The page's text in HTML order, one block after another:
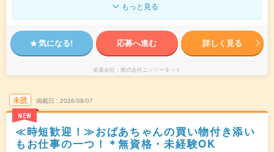
もっと見る
気になる! 応募へ進む 詳しく見る
派遣会社 株式会社ニッソーネット
未読
NEW
掲載日 2026/08/07
≪時短歓迎！≫おばあちゃんの買い物付き添い
もお仕事の一つ！＊無資格・未経験OK